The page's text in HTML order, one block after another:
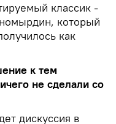
классик -
который
как
к тем
не сделали со
дискуссия в